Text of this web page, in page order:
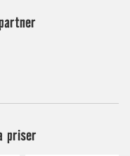
priser